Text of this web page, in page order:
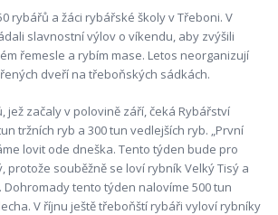
rybářů a žáci rybářské školy v Třeboni. V
slavnostní výlov o víkendu, aby zvýšili
řemesle a rybím mase. Letos neorganizují
dveří na třeboňských sádkách.
jež začaly v polovině září, čeká Rybářství
tržních ryb a 300 tun vedlejších ryb. „První
lovit ode dneška. Tento týden bude pro
protože souběžně se loví rybník Velký Tisý a
Dohromady tento týden nalovíme 500 tun
V říjnu ještě třeboňští rybáři vyloví rybníky